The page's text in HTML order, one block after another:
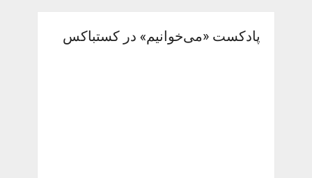
پادکست «می‌خوانیم» در کستباکس